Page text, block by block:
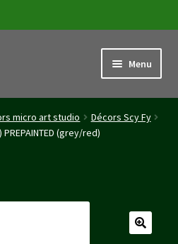
Menu
micro art studio
Décors Scy Fy
(grey/red)